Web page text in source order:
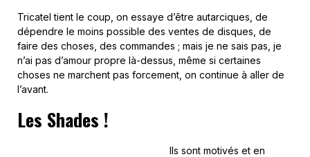
Tricatel tient le coup, on essaye d’être autarciques, de
dépendre le moins possible des ventes de disques, de
faire des choses, des commandes ; mais je ne sais pas, je
n’ai pas d’amour propre là-dessus, même si certaines
choses ne marchent pas forcement, on continue à aller de
l’avant.
Les Shades !
Ils sont motivés et en